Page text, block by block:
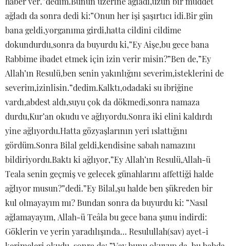
ağladı da sonra dedi ki:”Onun her işi şaşırtıcı idi.Bir gün
bana geldi,yorganıma girdi,hatta cildini cildime
dokundurdu,sonra da buyurdu ki,”Ey Aişe,bu gece bana
Rabbime ibadet etmek için izin verir misin?”Ben de,”Ey
Allah’ın Resulü,ben senin yakınlığını severim,isteklerini de
severim,izinlisin.”dedim.Kalktı,odadaki su ibriğine
vardı,abdest aldı,suyu çok da dökmedi,sonra namaza
durdu,Kur’an okudu ve ağlıyordu.Sonra iki elini kaldırdı
yine ağlıyordu.Hatta gözyaşlarının yeri ıslattığını
gördüm.Sonra Bilal geldi,kendisine sabah namazını
bildiriyordu.Baktı ki ağlıyor,”Ey Allah’ın Resulü,Allah-ü
Teala senin geçmiş ve gelecek günahlarını affettiği halde
ağlıyor musun?”dedi.”Ey Bilal,şu halde ben şükreden bir
kul olmayayım mı? Bundan sonra da buyurdu ki: ”Nasıl
ağlamayayım, Allah-ü Teâla bu gece bana şunu indirdi:
Göklerin ve yerin yaradılışında… Resulullah(sav) ayet-i